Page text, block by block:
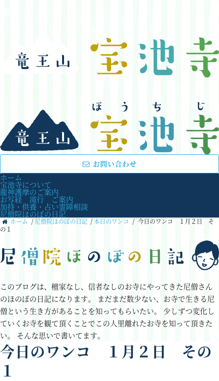
お問い合わせ
ホーム
宝池寺について
龍神護摩のご案内
お写経 滝行 ご案内
加持・供養・占い霊障相談
尼僧院ほのぼの日記
ホーム / 尼僧院ほのぼの日記 /本日のワンコ / 今日のワンコ １月２日 そ
の１
このブログは、檀家なし、信者なしのお寺にやってきた尼僧さん
のほのぼの日記になります。 まだまだ数少ない、お寺で生きる尼
僧という生き方があることを知ってもらいたい。
少しずつ変化し
ていくお寺を観て頂くことでこの人里離れたお寺を知って頂きた
い。 そんな思いで書いてます。
今日のワンコ １月２日 その
１